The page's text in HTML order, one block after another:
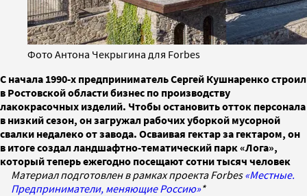
Фото Антона Чекрыгина для Forbes
С начала 1990-х предприниматель Сергей Кушнаренко строил
в Ростовской области бизнес по производству
лакокрасочных изделий. Чтобы остановить отток персонала
в низкий сезон, он загружал рабочих уборкой мусорной
свалки недалеко от завода. Осваивая гектар за гектаром, он
в итоге создал ландшафтно-тематический парк «Лога»,
который теперь ежегодно посещают сотни тысяч человек
Материал подготовлен в рамках проекта Forbes«Местные.
Предприниматели, меняющие Россию»*